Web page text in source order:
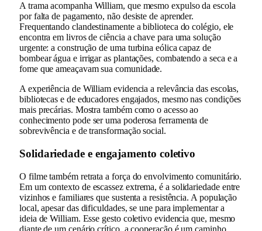
A trama acompanha William, que mesmo expulso da escola
por falta de pagamento, não desiste de aprender.
Frequentando clandestinamente a biblioteca do colégio, ele
encontra em livros de ciência a chave para uma solução
urgente: a construção de uma turbina eólica capaz de
bombear água e irrigar as plantações, combatendo a seca e a
fome que ameaçavam sua comunidade.
A experiência de William evidencia a relevância das escolas,
bibliotecas e de educadores engajados, mesmo nas condições
mais precárias. Mostra também como o acesso ao
conhecimento pode ser uma poderosa ferramenta de
sobrevivência e de transformação social.
Solidariedade e engajamento coletivo
O filme também retrata a força do envolvimento comunitário.
Em um contexto de escassez extrema, é a solidariedade entre
vizinhos e familiares que sustenta a resistência. A população
local, apesar das dificuldades, se une para implementar a
ideia de William. Esse gesto coletivo evidencia que, mesmo
diante de um cenário crítico, a cooperação é um caminho